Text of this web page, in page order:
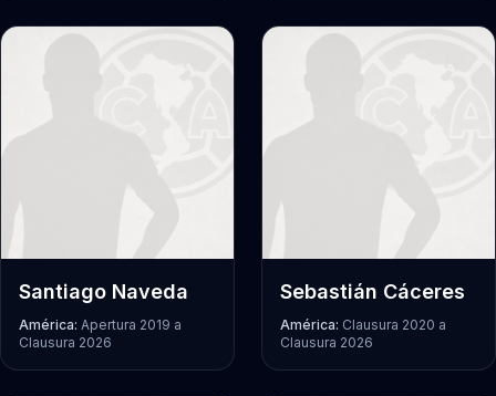
Santiago Naveda
América: Apertura 2019 a
Clausura 2026
Sebastián Cáceres
América: Clausura 2020 a
Clausura 2026